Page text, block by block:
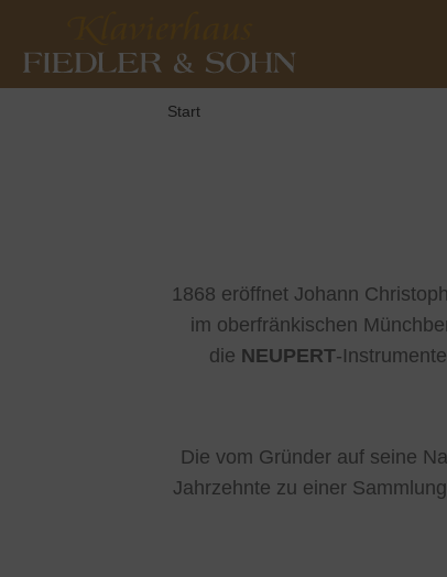
Start
1868 eröffnet Johann
im oberfränkischen
die NEUPERT-
Die vom Gründer auf seine
Jahrzehnte zu einer